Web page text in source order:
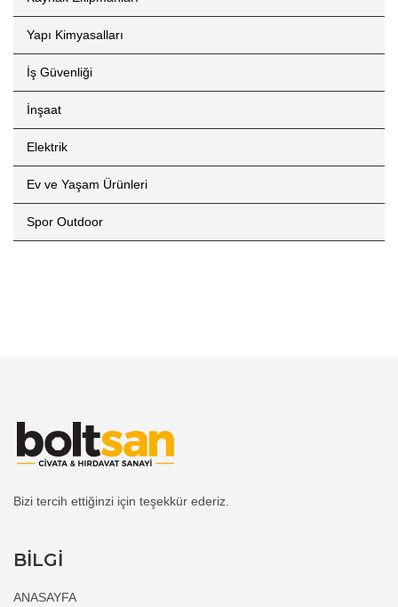
Yapı Kimyasalları
İş Güvenliği
İnşaat
Elektrik
Ev ve Yaşam Ürünleri
Spor Outdoor
Bizi tercih ettiğinzi için teşekkür ederiz.
BİLGİ
ANASAYFA